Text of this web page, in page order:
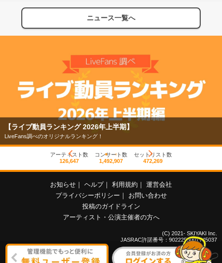
ニュース一覧へ
【ライブ動員ランキング 2026年上半期】
LiveFans調べのオリジナルランキング！
アーティスト数
126,647
コンサート数
1,492,907
セットリスト数
472,269
お知らせ ｜ ヘルプ｜ 利用規約 ｜ 運営会社
プライバシーポリシー ｜
お問い合わせ
投稿のガイドライン
アーティスト・公演主催者の方へ
(C) 2021- SKIYAKI Inc.
JASRAC許諾番号：9022255001Y45037